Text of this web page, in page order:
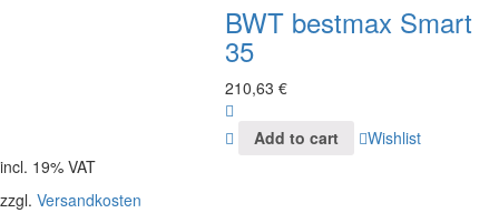
BWT bestmax Smart
35
210,63 €
Add to cart
Wishlist
incl. 19% VAT
zzgl. Versandkosten